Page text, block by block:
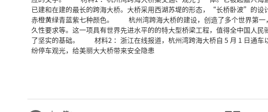
已建和在建的最长的跨海大桥。大桥采用西湖苏堤的形态，“长桥卧波”的设
赤橙黄绿青蓝紫七种颜色。 杭州湾跨海大桥的建设，创造了多个世界第一
久性要求等。这一项具有世界先进水平的的特大型桥梁工程，值得全中国人
了坚实的基础。 材料2 ：浙江在线报道，杭州湾跨海大桥自 5 月 1 日通
纷停车观光，给美丽大大桥带来安全隐患